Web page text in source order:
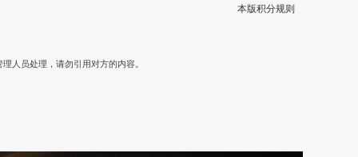
本版积分规则
人员处理，请勿引用对方的内容。